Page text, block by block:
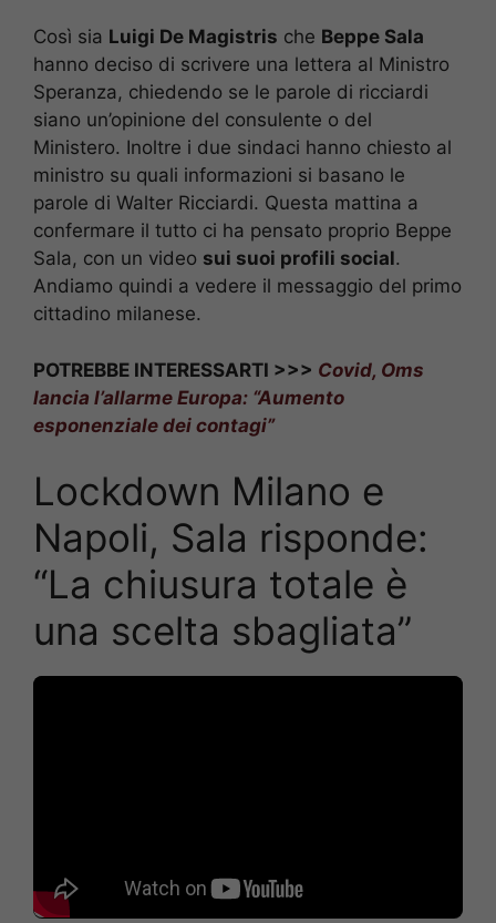
Così sia Luigi De Magistris che Beppe Sala
hanno deciso di scrivere una lettera al Ministro
Speranza, chiedendo se le parole di ricciardi
siano un’opinione del consulente o del
Ministero. Inoltre i due sindaci hanno chiesto al
ministro su quali informazioni si basano le
parole di Walter Ricciardi. Questa mattina a
confermare il tutto ci ha pensato proprio Beppe
Sala, con un video sui suoi profili social.
Andiamo quindi a vedere il messaggio del primo
cittadino milanese.
POTREBBE INTERESSARTI >>> Covid, Oms
lancia l’allarme Europa: “Aumento
esponenziale dei contagi”
Lockdown Milano e
Napoli, Sala risponde:
“La chiusura totale è
una scelta sbagliata”